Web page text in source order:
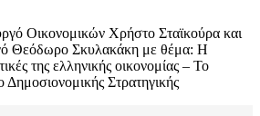
Οικονομικών Χρήστο Σταϊκούρα και
Θεόδωρο Σκυλακάκη με θέμα: H
της ελληνικής οικονομίας – Το
Στρατηγικής